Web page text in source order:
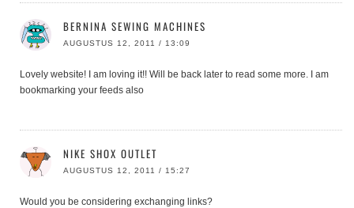
BERNINA SEWING MACHINES
AUGUSTUS 12, 2011 / 13:09
Lovely website! I am loving it!! Will be back later to read some more. I am
bookmarking your feeds also
NIKE SHOX OUTLET
AUGUSTUS 12, 2011 / 15:27
Would you be considering exchanging links?